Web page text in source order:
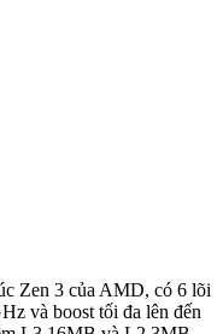
Zen 3 của AMD, có 6 lõi
và boost tối đa lên đến